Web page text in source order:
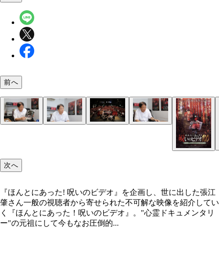
『ほんとにあった! 呪いのビデオ』を企画し、世に
1999年にリリースした『ほんとにあった! 呪いのビ
出・構成を、『3』から最新作までナレーションを
いる
2017年に刊行した『ほんとにあった! 呪いのビデオ
のヒストリー』を懐かしそうに眺める張江さん。
た
根拠のない自信はときおり降りてくるそう。張江
「百発百中とはいかないですけどね」と苦笑いし
2019年には20周年イベントも開催。歴代の監督を
中村義洋監督、白石晃士監督、福田陽平監督、川
ブームになってしまったが故の問題も数知れず、
苦慮したことが今では良い思い出となっていると
前へ
次へ
『ほんとにあった! 呪いのビデオ』を企画し、世に出した張江
肇さん一般の視聴者から寄せられた不可解な映像を紹介してい
く『ほんとにあった！呪いのビデオ』。"心霊ドキュメンタリ
ー"の元祖にして今もなお圧倒的...